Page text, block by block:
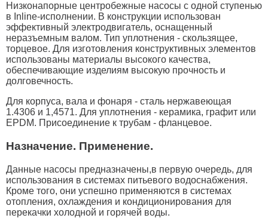
Низконапорные центробежные насосы с одной ступенью
в Inline-исполнении. В конструкции использован
эффективный электродвигатель, оснащенный
неразъемным валом. Тип уплотнения - скользящее,
торцевое. Для изготовления конструктивных элементов
использованы материалы высокого качества,
обеспечивающие изделиям высокую прочность и
долговечность.
Для корпуса, вала и фонаря - сталь нержавеющая
1.4306 и 1,4571. Для уплотнения - керамика, графит или
EPDM. Присоединение к трубам - фланцевое.
Назначение. Применение.
Данные насосы предназначены,в первую очередь, для
использования в системах питьевого водоснабжения.
Кроме того, они успешно применяются в системах
отопления, охлаждения и кондиционирования для
перекачки холодной и горячей воды.